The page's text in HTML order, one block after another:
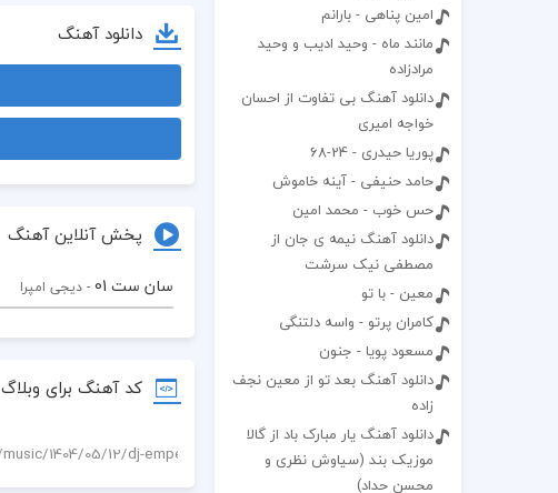
امین پناهی - بارانم
مانند ماه - وحید ادیب و وحید
مرادزاده
دانلود آهنگ بی تفاوت از احسان
خواجه امیری
پوریا حیدری - 24-68
حامد حنیفی - آینه خاموش
حس خوب - محمد امین
دانلود آهنگ نیمه ی جان از
مصطفی نیک سرشت
معین - با تو
کامران پرتو - واسه دلتنگی
مسعود پویا - جنون
دانلود آهنگ بعد تو از معین نجف
زاده
دانلود آهنگ یار مبارک باد از گالا
موزیک بند (سیاوش نظری و
محسن حداد)
دانلود آهنگ
پخش آنلاین آهنگ
سان ست 01 - دیجی امپرا
کد آهنگ برای وبلاگ